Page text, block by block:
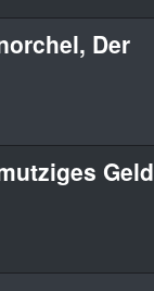
Der
Geld